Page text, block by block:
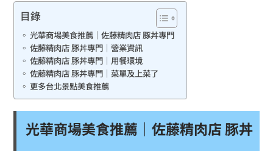
目錄
光華商場美食推薦｜佐藤精肉店 豚丼專門
佐藤精肉店 豚丼專門｜營業資訊
佐藤精肉店 豚丼專門｜用餐環境
佐藤精肉店 豚丼專門｜菜單及上菜了
更多台北景點美食推薦
光華商場美食推薦｜佐藤精肉店 豚丼